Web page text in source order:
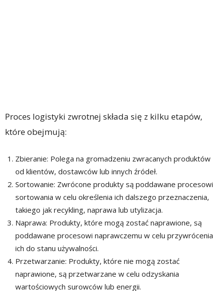
Proces logistyki zwrotnej składa się z kilku etapów,
które obejmują:
Zbieranie: Polega na gromadzeniu zwracanych produktów
od klientów, dostawców lub innych źródeł.
Sortowanie: Zwrócone produkty są poddawane procesowi
sortowania w celu określenia ich dalszego przeznaczenia,
takiego jak recykling, naprawa lub utylizacja.
Naprawa: Produkty, które mogą zostać naprawione, są
poddawane procesowi naprawczemu w celu przywrócenia
ich do stanu używalności.
Przetwarzanie: Produkty, które nie mogą zostać
naprawione, są przetwarzane w celu odzyskania
wartościowych surowców lub energii.